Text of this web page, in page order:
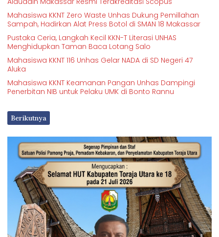
Mahasiswa KKNT Zero Waste Unhas Dukung Pemillahan
Sampah, Hadirkan Alat Press Botol di SMAN 18 Makassar
Pustaka Ceria, Langkah Kecil KKN-T Literasi UNHAS
Menghidupkan Taman Baca Lotang Salo
Mahasiswa KKNT 116 Unhas Gelar NADA di SD Negeri 47
Aluka
Mahasiswa KKNT Keamanan Pangan Unhas Dampingi
Penerbitan NIB untuk Pelaku UMK di Bonto Rannu
Berikutnya